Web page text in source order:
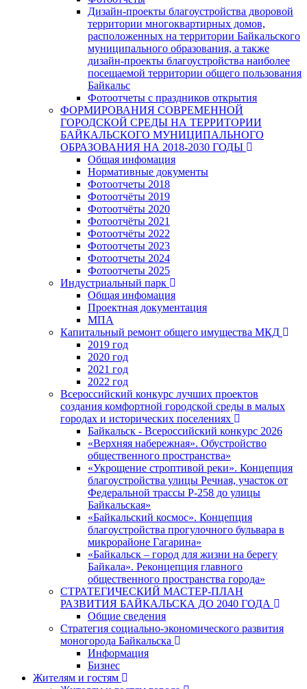
Дизайн-проекты благоустройства дворовой
территории многоквартирных домов,
расположенных на территории Байкальского
муниципального образования, а также
дизайн-проекты благоустройства наиболее
посещаемой территории общего пользования
Байкальс
Фотоотчеты с праздников открытия
ФОРМИРОВАНИЯ СОВРЕМЕННОЙ
ГОРОДСКОЙ СРЕДЫ НА ТЕРРИТОРИИ
БАЙКАЛЬСКОГО МУНИЦИПАЛЬНОГО
ОБРАЗОВАНИЯ НА 2018-2030 ГОДЫ
Общая инфомация
Нормативные документы
Фотоотчеты 2018
Фотоотчёты 2019
Фотоотчёты 2020
Фотоотчёты 2021
Фотоотчёты 2022
Фотоотчеты 2023
Фотоотчеты 2024
Фотоотчеты 2025
Индустриальный парк
Общая инфомация
Проектная документация
МПА
Капитальный ремонт общего имущества МКД
2019 год
2020 год
2021 год
2022 год
Всероссийский конкурс лучших проектов
создания комфортной городской среды в малых
городах и исторических поселениях
Байкальск - Всероссийский конкурс 2026
«Верхняя набережная». Обустройство
общественного пространства»
«Укрощение строптивой реки». Концепция
благоустройства улицы Речная, участок от
Федеральной трассы Р-258 до улицы
Байкальская»
«Байкальский космос». Концепция
благоустройства прогулочного бульвара в
микрорайоне Гагарина»
«Байкальск – город для жизни на берегу
Байкала». Реконцепция главного
общественного пространства города»
СТРАТЕГИЧЕСКИЙ МАСТЕР-ПЛАН
РАЗВИТИЯ БАЙКАЛЬСКА ДО 2040 ГОДА
Общие сведения
Стратегия социально-экономического развития
моногорода Байкальска
Информация
Бизнес
Жителям и гостям